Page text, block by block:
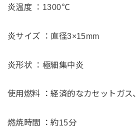
炎温度 ：1300℃
炎サイズ ：直径3×15mm
炎形状 ：極細集中炎
使用燃料 ：経済的なカセットガス
燃焼時間 ：約15分